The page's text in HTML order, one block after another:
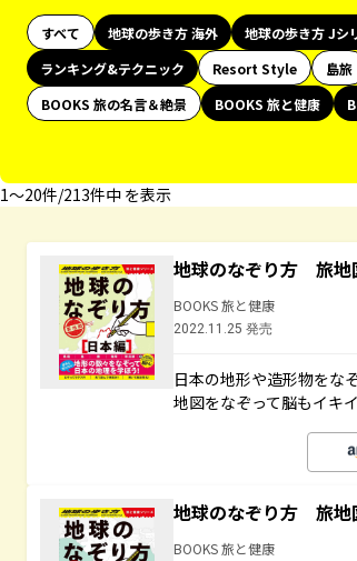
すべて 地球の歩き方 海外 地球の歩き方 Jシ
ランキング&テクニック
Resort Style 島旅
BOOKS 旅の名言＆絶景
BOOKS 旅と健康
1〜20件/213件中 を表示
地球のなぞり方 旅
BOOKS 旅と健康
2022.11.25 発売
日本の地形や造形物をな
地図をなぞって脳もイキ
地球のなぞり方 旅
BOOKS 旅と健康